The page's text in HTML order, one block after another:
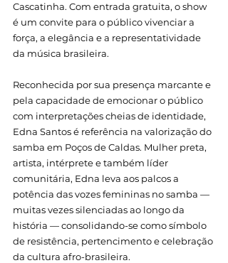
Cascatinha. Com entrada gratuita, o show
é um convite para o público vivenciar a
força, a elegância e a representatividade
da música brasileira.
Reconhecida por sua presença marcante e
pela capacidade de emocionar o público
com interpretações cheias de identidade,
Edna Santos é referência na valorização do
samba em Poços de Caldas. Mulher preta,
artista, intérprete e também líder
comunitária, Edna leva aos palcos a
potência das vozes femininas no samba —
muitas vezes silenciadas ao longo da
história — consolidando-se como símbolo
de resistência, pertencimento e celebração
da cultura afro-brasileira.